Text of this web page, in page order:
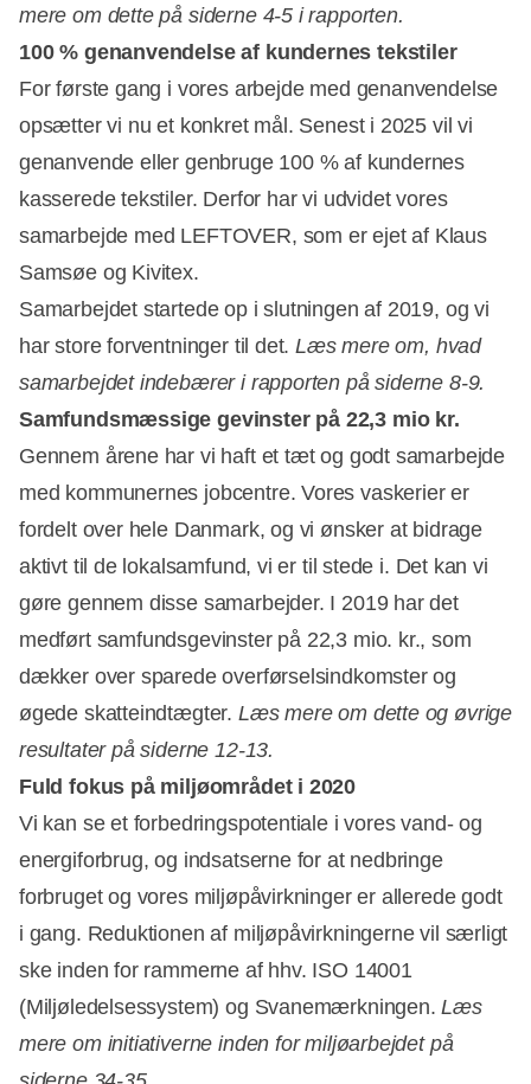
mere om dette på siderne 4-5 i rapporten.
100 % genanvendelse af kundernes tekstiler
For første gang i vores arbejde med genanvendelse
opsætter vi nu et konkret mål. Senest i 2025 vil vi
genanvende eller genbruge 100 % af kundernes
kasserede tekstiler. Derfor har vi udvidet vores
samarbejde med LEFTOVER, som er ejet af Klaus
Samsøe og Kivitex.
Samarbejdet startede op i slutningen af 2019, og vi
har store forventninger til det.Læs mere om, hvad
samarbejdet indebærer i rapporten på siderne 8-9.
Samfundsmæssige gevinster på 22,3 mio kr.
Gennem årene har vi haft et tæt og godt samarbejde
med kommunernes jobcentre. Vores vaskerier er
fordelt over hele Danmark, og vi ønsker at bidrage
aktivt til de lokalsamfund, vi er til stede i. Det kan vi
gøre gennem disse samarbejder. I 2019 har det
medført samfundsgevinster på 22,3 mio. kr., som
dækker over sparede overførselsindkomster og
øgede skatteindtægter. Læs mere om dette og øvrige
resultater på siderne 12-13.
Fuld fokus på miljøområdet i 2020
Vi kan se et forbedringspotentiale i vores vand- og
energiforbrug, og indsatserne for at nedbringe
forbruget og vores miljøpåvirkninger er allerede godt
i gang. Reduktionen af miljøpåvirkningerne vil særligt
ske inden for rammerne af hhv. ISO 14001
(Miljøledelsessystem) og Svanemærkningen.Læs
mere om initiativerne inden for miljøarbejdet på